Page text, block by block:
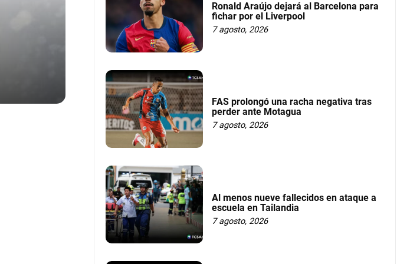
Ronald Araújo dejará al Barcelona para
fichar por el Liverpool
7 agosto, 2026
FAS prolongó una racha negativa tras
perder ante Motagua
7 agosto, 2026
Al menos nueve fallecidos en ataque a
escuela en Tailandia
7 agosto, 2026